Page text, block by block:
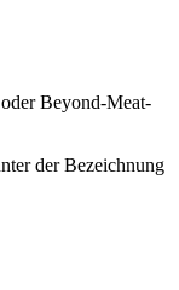
Beyond-Meat-
der Bezeichnung